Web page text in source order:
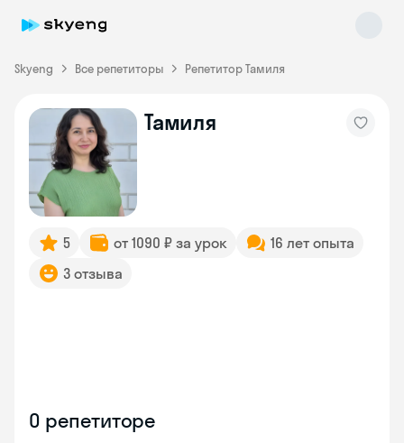
Skyeng Все репетиторы Репетитор Тамиля
Тамиля
5 от 1090 ₽ за урок
16 лет опыта
3 отзыва
О репетиторе
Skyeng Chat
online